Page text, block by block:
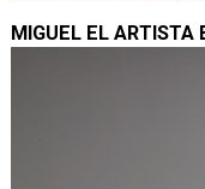
MIGUEL EL ARTISTA